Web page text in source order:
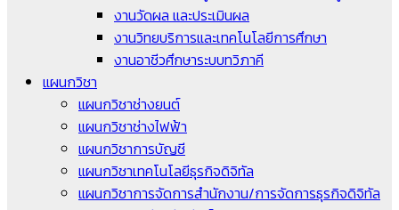
งานวัดผล และประเมินผล
งานวิทยบริการและเทคโนโลยีการศึกษา
งานอาชีวศึกษาระบบทวิภาคี
แผนกวิชา
แผนกวิชาช่างยนต์
แผนกวิชาช่างไฟฟ้า
แผนกวิชาการบัญชี
แผนกวิชาเทคโนโลยีธุรกิจดิจิทัล
แผนกวิชาการจัดการสำนักงาน/การจัดการธุรกิจดิจิทัล